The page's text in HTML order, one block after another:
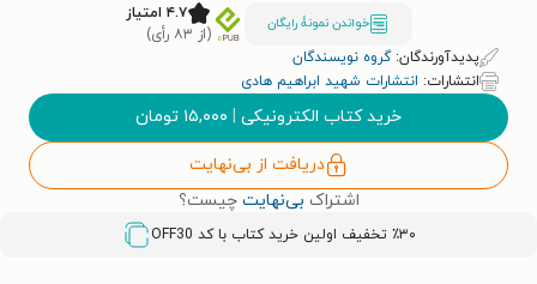
مصطفی ردّانی‌پور)
خواندن نمونۀ رایگان
۴.۷ امتیاز
(از ۸۳ رأی)
پدیدآورندگان:گروه نویسندگان
انتشارات: انتشارات شهید ابراهیم هادی
خرید کتاب الکترونیکی | ۱۵,۰۰۰ تومان
دریافت از بی‌نهایت
اشتراک بی‌نهایت چیست؟
٪۳۰ تخفیف اولین خرید کتاب با کد OFF30